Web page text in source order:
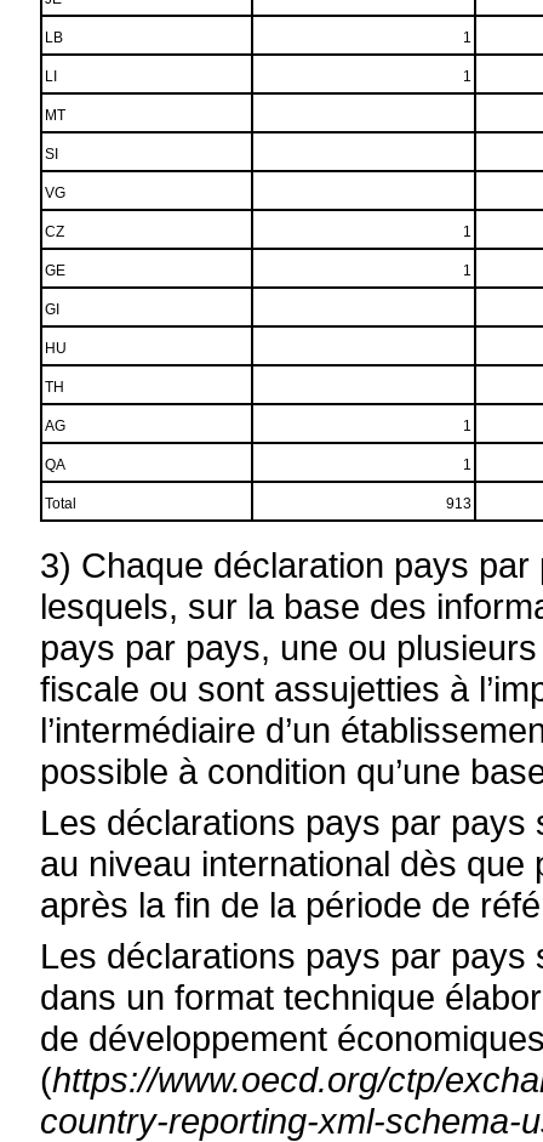
LB 1
LI 1
MT
SI
VG
CZ 1
GE 1
GI
HU
TH
AG 1
QA 1
Total 913
3) Chaque déclaration pays
lesquels, sur la base des
pays par pays, une ou
fiscale ou sont assujetties à
l’intermédiaire d’un
possible à condition qu’une
Les déclarations pays par pays
au niveau international dès
après la fin de la période de
Les déclarations pays par
dans un format technique
de développement
(https://www.oecd.org/ctp/
country-reporting-xml-schema-